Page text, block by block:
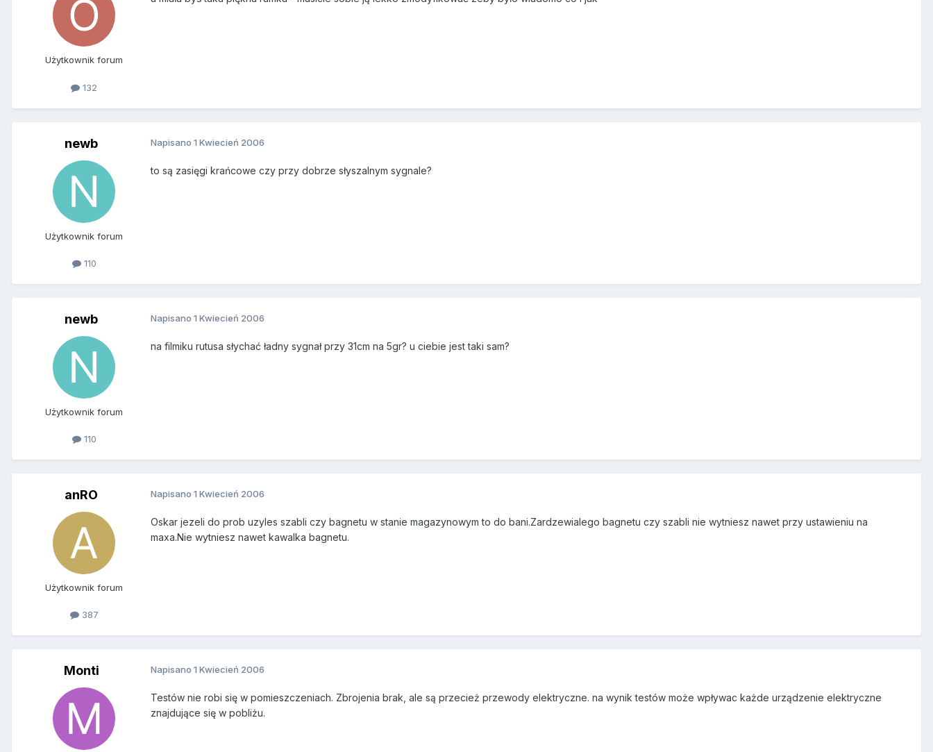
Użytkownik forum
132
newb
Użytkownik forum
110
Napisano 1 Kwiecień 2006
to są zasięgi krańcowe czy przy dobrze słyszalnym sygnale?
newb
Użytkownik forum
110
Napisano 1 Kwiecień 2006
na filmiku rutusa słychać ładny sygnał przy 31cm na 5gr? u ciebie jest taki sam?
anRO
Użytkownik forum
387
Napisano 1 Kwiecień 2006
Oskar jezeli do prob uzyles szabli czy bagnetu w stanie magazynowym to do bani.Zardzewialego bagnetu czy szabli nie wytniesz nawet przy ustawieniu na
maxa.Nie wytniesz nawet kawalka bagnetu.
Monti Napisano 1 Kwiecień 2006
Testów nie robi się w pomieszczeniach. Zbrojenia brak, ale są przecież przewody elektryczne. na wynik testów może wpływac każde urządzenie elektryczne
znajdujące się w pobliżu.